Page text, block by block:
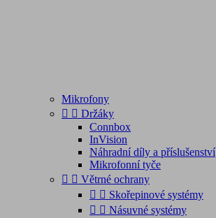
Mikrofony
  Držáky
Connbox
InVision
Náhradní díly a příslušenství
Mikrofonní tyče
  Větrné ochrany
  Skořepinové systémy
  Násuvné systémy